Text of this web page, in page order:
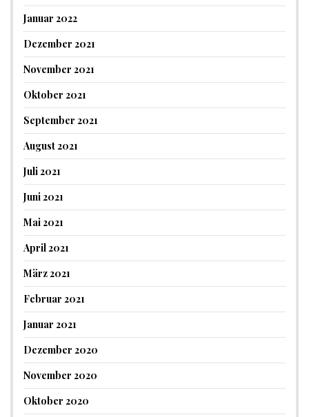
Januar 2022
Dezember 2021
November 2021
Oktober 2021
September 2021
August 2021
Juli 2021
Juni 2021
Mai 2021
April 2021
März 2021
Februar 2021
Januar 2021
Dezember 2020
November 2020
Oktober 2020